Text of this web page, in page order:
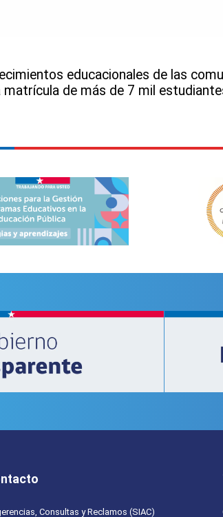
educacionales de las
matrícula de más de 7 mil
Consultas y Reclamos (SIAC)